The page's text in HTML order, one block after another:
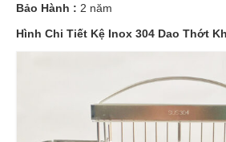
Bảo Hành : 2 năm
Hình Chi Tiết Kệ Inox 304 Dao Thớt